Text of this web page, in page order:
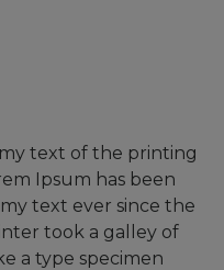
text of the printing
Ipsum has been
text ever since the
took a galley of
a type specimen